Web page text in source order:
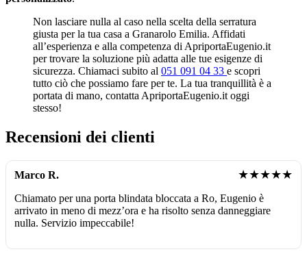
Non lasciare nulla al caso nella scelta della serratura
giusta per la tua casa a Granarolo Emilia. Affidati
all’esperienza e alla competenza di ApriportaEugenio.it
per trovare la soluzione più adatta alle tue esigenze di
sicurezza. Chiamaci subito al 051 091 04 33 e scopri
tutto ciò che possiamo fare per te. La tua tranquillità è a
portata di mano, contatta ApriportaEugenio.it oggi
stesso!
Recensioni dei clienti
Marco R. ★★★★★
Chiamato per una porta blindata bloccata a Ro, Eugenio è
arrivato in meno di mezz’ora e ha risolto senza danneggiare
nulla. Servizio impeccabile!